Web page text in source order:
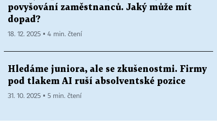
povyšování zaměstnanců. Jaký může mít
dopad?
18. 12. 2025 ▪ 4 min. čtení
Hledáme juniora, ale se zkušenostmi. Firmy
pod tlakem AI ruší absolventské pozice
31. 10. 2025 ▪ 5 min. čtení